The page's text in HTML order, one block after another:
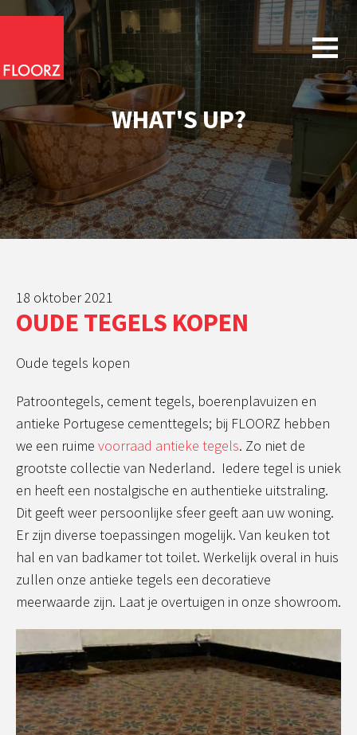
WHAT'S UP?
18 oktober 2021
OUDE TEGELS KOPEN
Oude tegels kopen
Patroontegels, cement tegels, boerenplavuizen en
antieke Portugese cementtegels; bij FLOORZ hebben
we een ruime voorraad antieke tegels. Zo niet de
grootste collectie van Nederland. Iedere tegel is uniek
en heeft een nostalgische en authentieke uitstraling.
Dit geeft weer persoonlijke sfeer geeft aan uw woning.
Er zijn diverse toepassingen mogelijk. Van keuken tot
hal en van badkamer tot toilet. Werkelijk overal in huis
zullen onze antieke tegels een decoratieve
meerwaarde zijn. Laat je overtuigen in onze showroom.